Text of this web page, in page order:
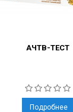
АЧТВ-ТЕСТ
Подробнее